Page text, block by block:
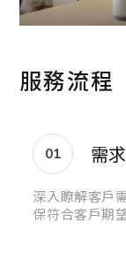
服務流程
01 需
深入瞭解客戶
保符合客戶期